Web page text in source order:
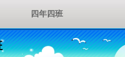
四年四班